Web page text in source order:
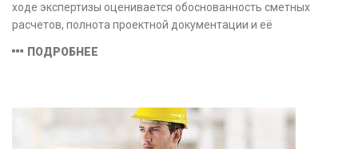
ходе экспертизы оценивается обоснованность сметных
расчетов, полнота проектной документации и её
предотвратить ошибки на этапе строительства и
ПОДРОБНЕЕ